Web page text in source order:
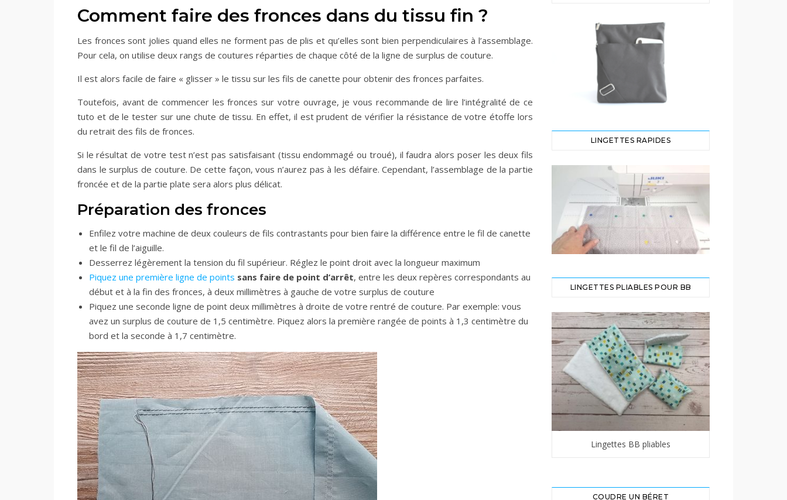
Comment faire des fronces dans du tissu fin ?
Les fronces sont jolies quand elles ne forment pas de plis et qu’elles sont bien perpendiculaires à l’assemblage.
Pour cela, on utilise deux rangs de coutures réparties de chaque côté de la ligne de surplus de couture.
Il est alors facile de faire « glisser » le tissu sur les fils de canette pour obtenir des fronces parfaites.
Toutefois, avant de commencer les fronces sur votre ouvrage, je vous recommande de lire l’intégralité de ce
tuto et de le tester sur une chute de tissu. En effet, il est prudent de vérifier la résistance de votre étoffe lors
du retrait des fils de fronces.
Si le résultat de votre test n’est pas satisfaisant (tissu endommagé ou troué), il faudra alors poser les deux fils
dans le surplus de couture. De cette façon, vous n’aurez pas à les défaire. Cependant, l’assemblage de la partie
froncée et de la partie plate sera alors plus délicat.
Préparation des fronces
Enfilez votre machine de deux couleurs de fils contrastants pour bien faire la différence entre le fil de canette
et le fil de l’aiguille.
Desserrez légèrement la tension du fil supérieur. Réglez le point droit avec la longueur maximum
Piquez une première ligne de points sans faire de point d’arrêt, entre les deux repères correspondants au
début et à la fin des fronces, à deux millimètres à gauche de votre surplus de couture
Piquez une seconde ligne de point deux millimètres à droite de votre rentré de couture. Par exemple: vous
avez un surplus de couture de 1,5 centimètre. Piquez alors la première rangée de points à 1,3 centimètre du
bord et la seconde à 1,7 centimètre.
LINGETTES RAPIDES
LINGETTES PLIABLES POUR BB
Lingettes BB pliables
COUDRE UN BÉRET